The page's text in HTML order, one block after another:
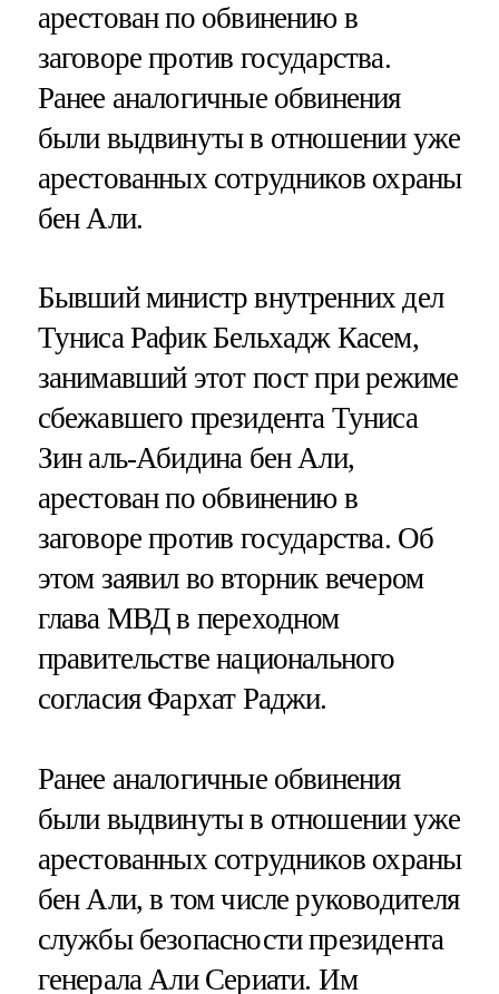
арестован по обвинению в
заговоре против государства.
Ранее аналогичные обвинения
были выдвинуты в отношении уже
арестованных сотрудников охраны
бен Али.
Бывший министр внутренних дел
Туниса Рафик Бельхадж Касем,
занимавший этот пост при режиме
сбежавшего президента Туниса
Зин аль-Абидина бен Али,
арестован по обвинению в
заговоре против государства. Об
этом заявил во вторник вечером
глава МВД в переходном
правительстве национального
согласия Фархат Раджи.
Ранее аналогичные обвинения
были выдвинуты в отношении уже
арестованных сотрудников охраны
бен Али, в том числе руководителя
службы безопасности президента
генерала Али Сериати. Им